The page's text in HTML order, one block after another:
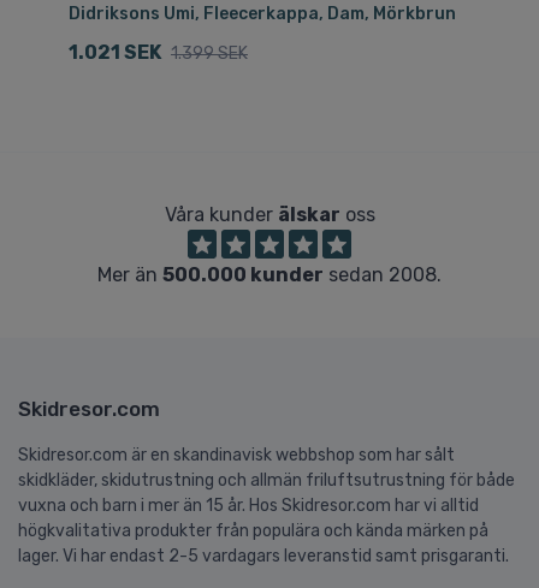
Didriksons Umi, Fleecerkappa, Dam, Mörkbrun
1.021 SEK 1.399 SEK
Våra kunder älskar oss
Mer än 500.000 kunder sedan 2008.
Skidresor.com
Skidresor.com är en skandinavisk webbshop som har sålt
skidkläder, skidutrustning och allmän friluftsutrustning för både
vuxna och barn i mer än 15 år. Hos Skidresor.com har vi alltid
högkvalitativa produkter från populära och kända märken på
lager. Vi har endast 2-5 vardagars leveranstid samt prisgaranti.